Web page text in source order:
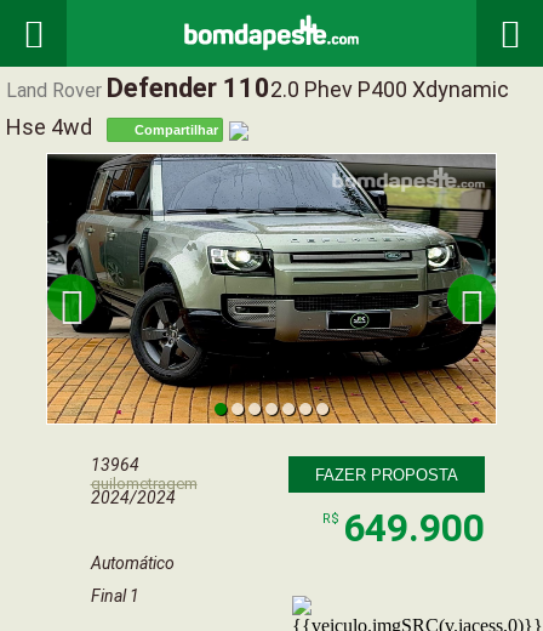
 
Land Rover Defender 1102.0 Phev P400 Xdynamic
Hse 4wd
Compartilhar
 
13964
quilometragem
2024/2024
Automático
Final 1
FAZER PROPOSTA
R$ 649.900